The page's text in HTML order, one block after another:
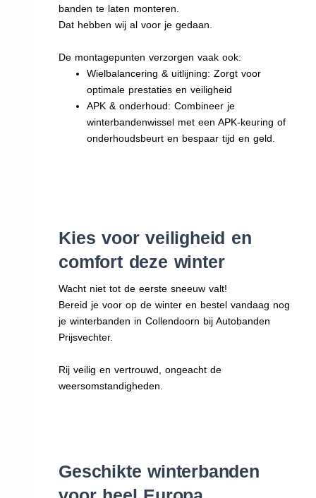
banden te laten monteren.
Dat hebben wij al voor je gedaan.
De montagepunten verzorgen vaak ook:
Wielbalancering & uitlijning: Zorgt voor
optimale prestaties en veiligheid
APK & onderhoud: Combineer je
winterbandenwissel met een APK-keuring of
onderhoudsbeurt en bespaar tijd en geld.
Kies voor veiligheid en
comfort deze winter
Wacht niet tot de eerste sneeuw valt!
Bereid je voor op de winter en bestel vandaag nog
je winterbanden in Collendoorn bij Autobanden
Prijsvechter.
Rij veilig en vertrouwd, ongeacht de
weersomstandigheden.
Geschikte winterbanden